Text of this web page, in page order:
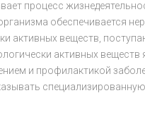
процесс
обеспечивается
активных веществ,
активных
и профилактикой